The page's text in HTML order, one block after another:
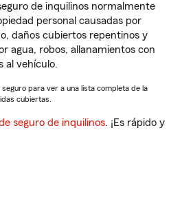
de inquilinos normalmente
personal causadas por
daños cubiertos repentinos y
agua, robos, allanamientos con
al vehículo.
para ver a una lista completa de la
cubiertas.
seguro de inquilinos. ¡Es rápido y